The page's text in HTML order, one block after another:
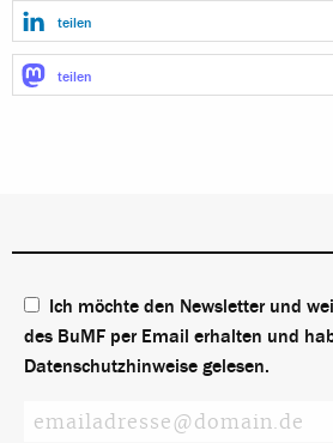
teilen
teilen
Ich möchte den Newsletter und
des BuMF per Email erhalten und
Datenschutzhinweise gelesen.